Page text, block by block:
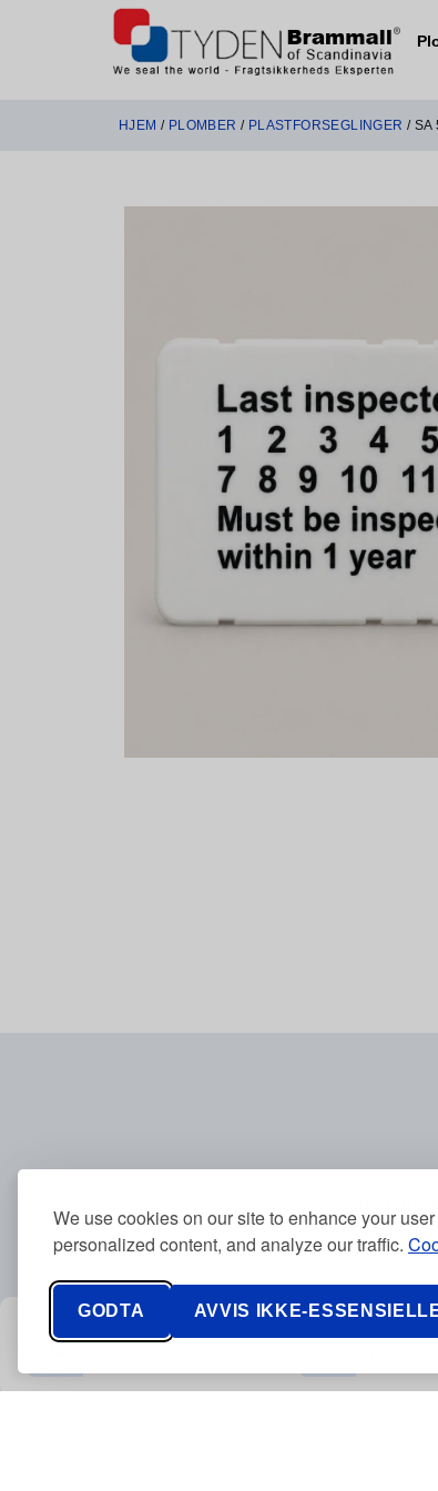
We use cookies on our site to enhance your
personalized content, and analyze our traffic.
GODTA AVVIS IKKE-
HJEM / PLOMBER / PLASTFORSEGLINGER / SA
Tyden
Telefonnummer